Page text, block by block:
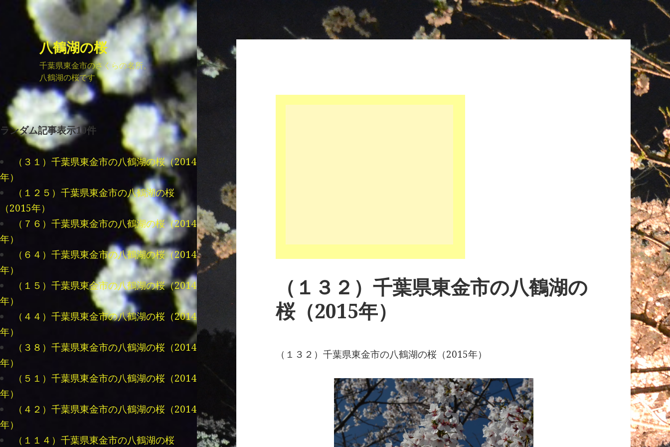
八鶴湖の桜
千葉県東金市のさくらの名所。
八鶴湖の桜です
ランダム記事表示10件
（３１）千葉県東金市の八鶴湖の桜（2014
年）
（１２５）千葉県東金市の八鶴湖の桜
（2015年）
（７６）千葉県東金市の八鶴湖の桜（2014
年）
（６４）千葉県東金市の八鶴湖の桜（2014
年）
（１５）千葉県東金市の八鶴湖の桜（2014
年）
（４４）千葉県東金市の八鶴湖の桜（2014
年）
（３８）千葉県東金市の八鶴湖の桜（2014
年）
（５１）千葉県東金市の八鶴湖の桜（2014
年）
（４２）千葉県東金市の八鶴湖の桜（2014
年）
（１１４）千葉県東金市の八鶴湖の桜
（１３２）千葉県東金市の八鶴湖の
桜（2015年）
（１３２）千葉県東金市の八鶴湖の桜（2015年）